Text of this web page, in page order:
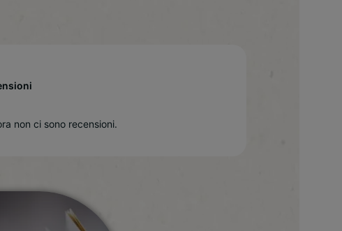
non ci sono recensioni.